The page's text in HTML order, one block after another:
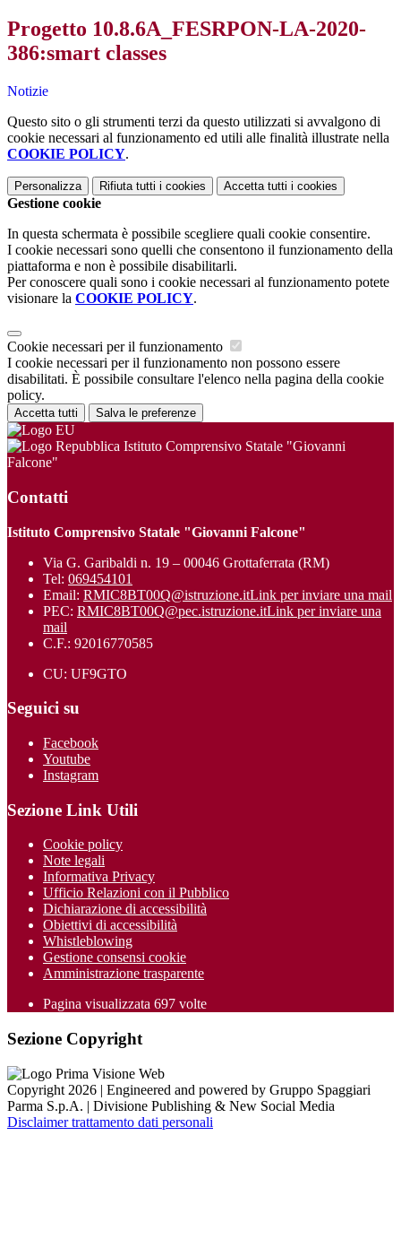
Progetto 10.8.6A_FESRPON-LA-2020-
386:smart classes
Notizie
Questo sito o gli strumenti terzi da questo utilizzati si avvalgono di
cookie necessari al funzionamento ed utili alle finalità illustrate nella
COOKIE POLICY.
Personalizza Rifiuta tutti i cookies Accetta tutti i cookies
Gestione cookie
In questa schermata è possibile scegliere quali cookie consentire.
I cookie necessari sono quelli che consentono il funzionamento della
piattaforma e non è possibile disabilitarli.
Per conoscere quali sono i cookie necessari al funzionamento potete
visionare la COOKIE POLICY.
Cookie necessari per il funzionamento
I cookie necessari per il funzionamento non possono essere
disabilitati. È possibile consultare l'elenco nella pagina della cookie
policy.
Accetta tutti Salva le preferenze
Istituto Comprensivo Statale "Giovanni
Falcone"
Contatti
Istituto Comprensivo Statale "Giovanni Falcone"
Via G. Garibaldi n. 19 – 00046 Grottaferrata (RM)
Tel: 069454101
Email: RMIC8BT00Q@istruzione.itLink per inviare una mail
PEC: RMIC8BT00Q@pec.istruzione.itLink per inviare una
mail
C.F.: 92016770585
CU: UF9GTO
Seguici su
Facebook
Youtube
Instagram
Sezione Link Utili
Cookie policy
Note legali
Informativa Privacy
Ufficio Relazioni con il Pubblico
Dichiarazione di accessibilità
Obiettivi di accessibilità
Whistleblowing
Gestione consensi cookie
Amministrazione trasparente
Pagina visualizzata 697 volte
Sezione Copyright
Copyright 2026 | Engineered and powered by Gruppo Spaggiari
Parma S.p.A. | Divisione Publishing & New Social Media
Disclaimer trattamento dati personali